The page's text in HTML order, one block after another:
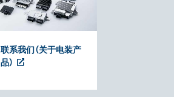
联系我们（关于电装产
品）